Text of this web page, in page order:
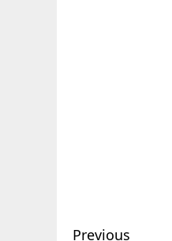
Previous